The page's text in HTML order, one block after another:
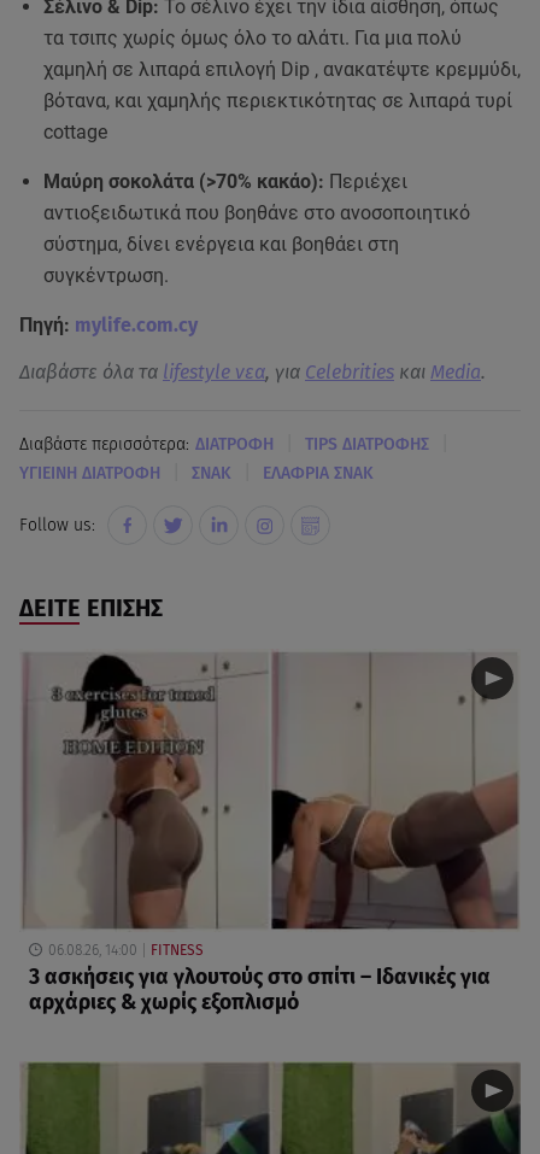
Σέλινο & Dip:
Το σέλινο έχει την ίδια αίσθηση, όπως
τα τσιπς χωρίς όμως όλο το αλάτι. Για μια πολύ
χαμηλή σε λιπαρά επιλογή Dip , ανακατέψτε κρεμμύδι,
βότανα, και χαμηλής περιεκτικότητας σε λιπαρά τυρί
cottage
Μαύρη σοκολάτα (>70% κακάο): Περιέχει
αντιοξειδωτικά που βοηθάνε στο ανοσοποιητικό
σύστημα, δίνει ενέργεια και βοηθάει στη
συγκέντρωση.
Πηγή: mylife.com.cy
Διαβάστε όλα τα lifestyle νεα, για Celebrities και Media.
Διαβάστε περισσότερα: ΔΙΑΤΡΟΦΗ TIPS ΔΙΑΤΡΟΦΗΣ
ΥΓΙΕΙΝΗ ΔΙΑΤΡΟΦΗ ΣΝΑΚ ΕΛΑΦΡΙΑ ΣΝΑΚ
Follow us:
ΔΕΙΤΕ ΕΠΙΣΗΣ
06.08.26, 14:00 FITNESS
3 ασκήσεις για γλουτούς στο σπίτι – Ιδανικές για
αρχάριες & χωρίς εξοπλισμό